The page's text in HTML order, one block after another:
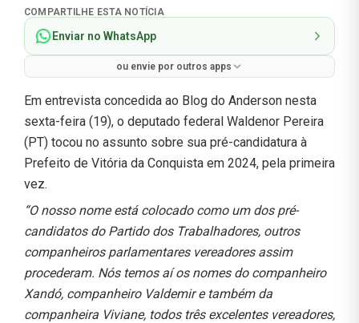
COMPARTILHE ESTA NOTÍCIA
Enviar no WhatsApp
ou envie por outros apps
Em entrevista concedida ao Blog do Anderson nesta
sexta-feira (19), o deputado federal Waldenor Pereira
(PT) tocou no assunto sobre sua pré-candidatura à
Prefeito de Vitória da Conquista em 2024, pela primeira
vez.
“O nosso nome está colocado como um dos pré-
candidatos do Partido dos Trabalhadores, outros
companheiros parlamentares vereadores assim
procederam. Nós temos aí os nomes do companheiro
Xandó, companheiro Valdemir e também da
companheira Viviane, todos três excelentes vereadores,